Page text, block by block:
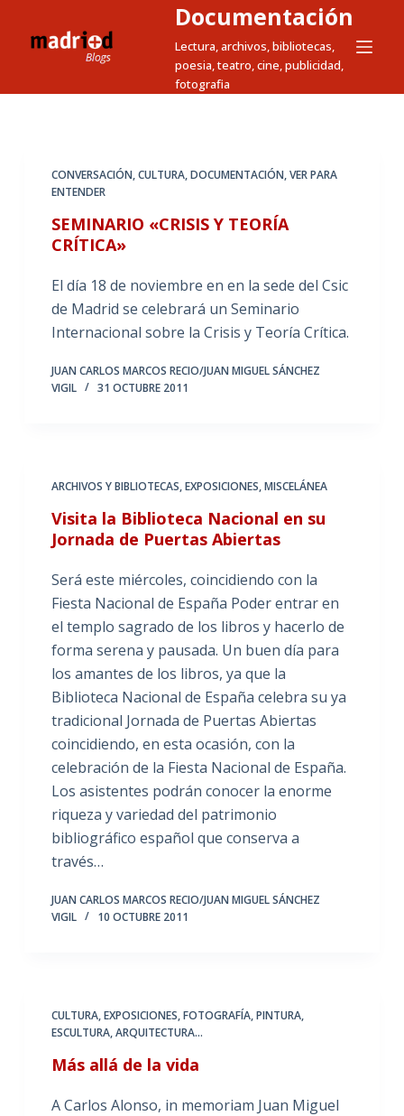
t
Documentación
Lectura, archivos, bibliotecas,
poesia, teatro, cine, publicidad,
fotografia
CONVERSACIÓN,CULTURA,DOCUMENTACIÓN,VER PARA
ENTENDER
SEMINARIO «CRISIS Y TEORÍA
CRÍTICA»
El día 18 de noviembre en en la sede del Csic
de Madrid se celebrará un Seminario
Internacional sobre la Crisis y Teoría Crítica.
JUAN CARLOS MARCOS RECIO/JUAN MIGUEL SÁNCHEZ
VIGIL
31 OCTUBRE 2011
ARCHIVOS Y BIBLIOTECAS,EXPOSICIONES,MISCELÁNEA
Visita la Biblioteca Nacional en su
Jornada de Puertas Abiertas
Será este miércoles, coincidiendo con la
Fiesta Nacional de España Poder entrar en
el templo sagrado de los libros y hacerlo de
forma serena y pausada. Un buen día para
los amantes de los libros, ya que la
Biblioteca Nacional de España celebra su ya
tradicional Jornada de Puertas Abiertas
coincidiendo, en esta ocasión, con la
celebración de la Fiesta Nacional de España.
Los asistentes podrán conocer la enorme
riqueza y variedad del patrimonio
bibliográfico español que conserva a
través…
JUAN CARLOS MARCOS RECIO/JUAN MIGUEL SÁNCHEZ
VIGIL
10 OCTUBRE 2011
CULTURA,EXPOSICIONES,FOTOGRAFÍA,PINTURA,
ESCULTURA, ARQUITECTURA...
Más allá de la vida
A Carlos Alonso, in memoriam Juan Miguel